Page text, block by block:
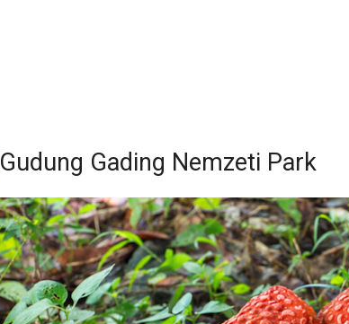
Gudung Gading Nemzeti Park